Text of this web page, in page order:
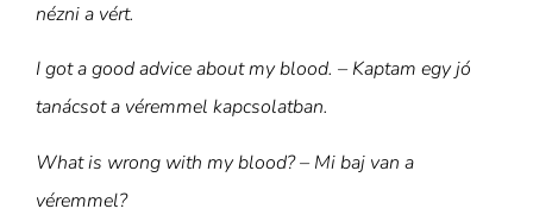
nézni a vért.
I got a good advice about my blood. – Kaptam egy jó
tanácsot a véremmel kapcsolatban.
What is wrong with my blood? – Mi baj van a
véremmel?